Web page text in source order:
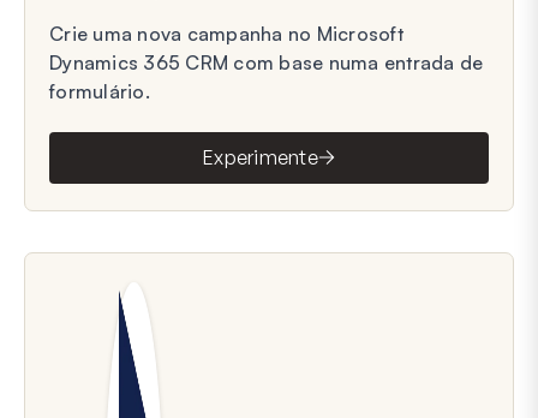
Crie uma nova campanha no Microsoft
Dynamics 365 CRM com base numa entrada de
formulário.
Experimente